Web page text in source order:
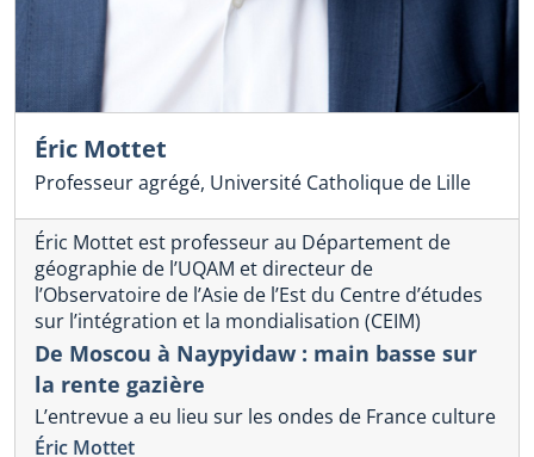
Éric Mottet
Professeur agrégé, Université Catholique de Lille
Éric Mottet est professeur au Département de
géographie de l’UQAM et directeur de
l’Observatoire de l’Asie de l’Est du Centre d’études
sur l’intégration et la mondialisation (CEIM)
De Moscou à Naypyidaw : main basse sur
la rente gazière
L’entrevue a eu lieu sur les ondes de France culture
Éric Mottet